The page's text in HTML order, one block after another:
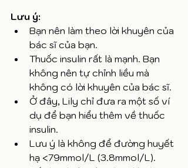
Lưu ý:
Bạn nên làm theo lời khuyên của
bác sĩ của bạn.
Thuốc insulin rất là mạnh. Bạn
không nên tự chỉnh liều mà
không có lời khuyên của bác sĩ.
Ở đây, Lily chỉ đưa ra một số ví
dụ để bạn hiểu thêm về thuốc
insulin.
Lưu ý là không để đường huyết
hạ <79mmol/L (3.8mmol/L).